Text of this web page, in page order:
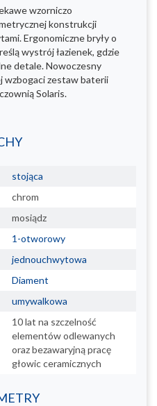
wzorniczo
konstrukcji
Ergonomiczne bryły o
wystrój łazienek, gdzie
detale. Nowoczesny
zestaw baterii
Solaris.
stojąca
chrom
mosiądz
1-otworowy
jednouchwytowa
Diament
umywalkowa
10 lat na szczelność
elementów odlewanych
oraz bezawaryjną pracę
głowic ceramicznych